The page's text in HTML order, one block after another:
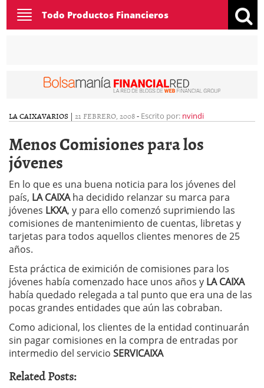
Toggle
navigation
Todo Productos Financieros
LA CAIXAVARIOS | 21 FEBRERO, 2008- Escrito por: nvindi
Menos Comisiones para los
jóvenes
En lo que es una buena noticia para los jóvenes del
país, LA CAIXAha decidido relanzar su marca para
jóvenes LKXA, y para ello comenzó suprimiendo las
comisiones de mantenimiento de cuentas, libretas y
tarjetas para todos aquellos clientes menores de 25
años.
Esta práctica de eximición de comisiones para los
jóvenes había comenzado hace unos años y LA CAIXA
había quedado relegada a tal punto que era una de las
pocas grandes entidades que aún las cobraban.
Como adicional, los clientes de la entidad continuarán
sin pagar comisiones en la compra de entradas por
intermedio del servicio SERVICAIXA
Related Posts: